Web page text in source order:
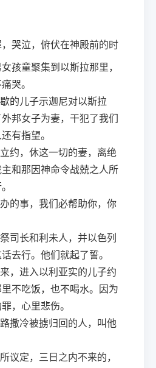
哭泣，俯伏在神殿前的时
孩童聚集到以斯拉那里，
哭。
的儿子示迦尼对以斯拉
邦女子为妻，干犯了我们
有指望。
约，休这一切的妻，离绝
和那因神命令战兢之人所
的事，我们必帮助你，你
司长和利未人，并以色列
去行。他们就起了誓。
，进入以利亚实的儿子约
不吃饭，也不喝水。因为
，心里悲伤。
撒冷被掳归回的人，叫他
议定，三日之内不来的，